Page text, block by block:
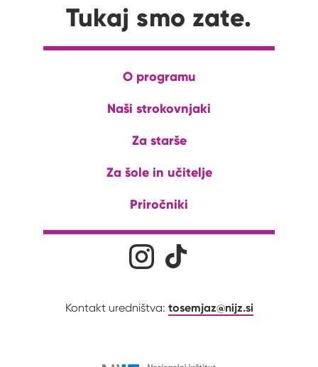
Tukaj smo zate.
O programu
Naši strokovnjaki
Za starše
Za šole in učitelje
Priročniki
Družabna omrežjaNa naš Instagram profil
Kontakt uredništva: tosemjaz@nijz.si